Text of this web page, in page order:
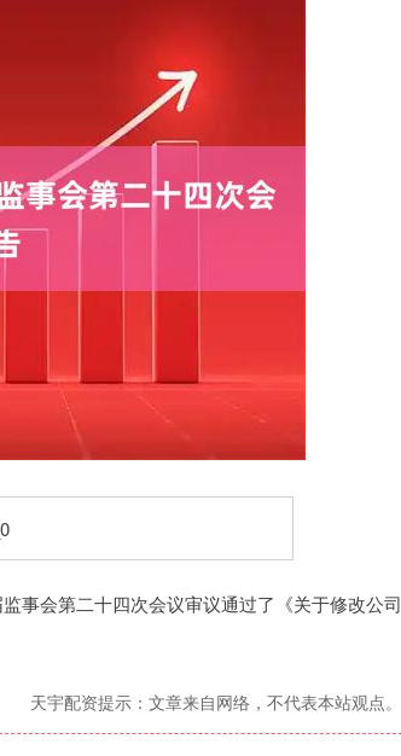
会第二十四次会议审议通过了《关于修改公司
天宇配资提示：文章来自网络，不代表本站观点。
沪深300 4694.44 43.13